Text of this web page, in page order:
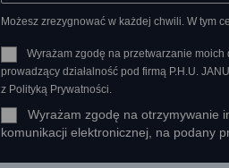
Możesz zrezygnować w każdej chwili. W tym
Wyrażam zgodę na przetwarzanie
prowadzący działalność pod firmą P.H.U.
z Polityką Prywatności.
Wyrażam zgodę na otrzymywanie
komunikacji elektronicznej, na podany